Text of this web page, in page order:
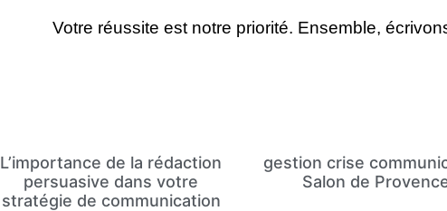
Votre réussite est notre priorité. Ensemble,
L’importance de la rédaction
persuasive dans votre
stratégie de communication
gestion crise
Salon de